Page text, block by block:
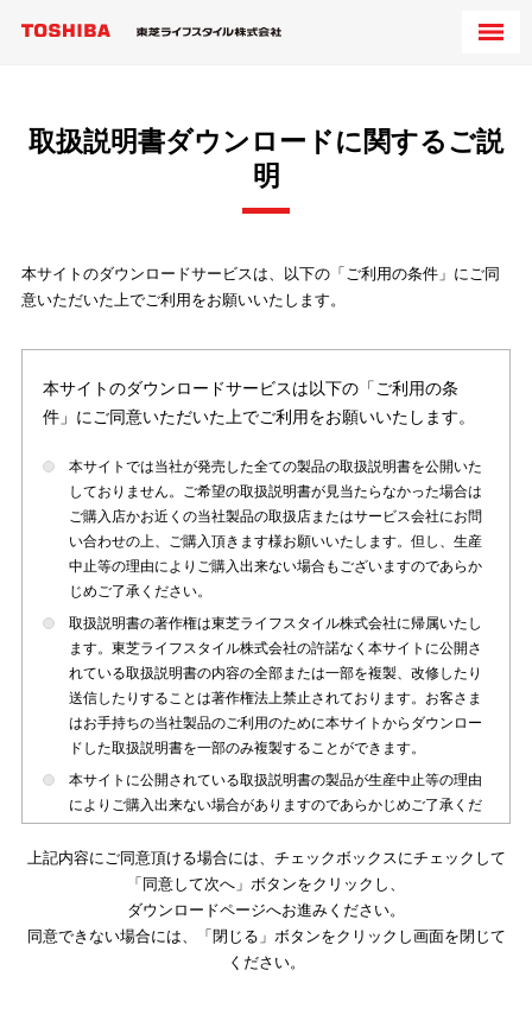
取扱説明書ダウンロードに関するご説
明
本サイトのダウンロードサービスは、以下の「ご利用の条件」にご同
意いただいた上でご利用をお願いいたします。
本サイトのダウンロードサービスは以下の「ご利用の条
件」にご同意いただいた上でご利用をお願いいたします。
本サイトでは当社が発売した全ての製品の取扱説明書を公開いた
しておりません。ご希望の取扱説明書が見当たらなかった場合は
ご購入店かお近くの当社製品の取扱店またはサービス会社にお問
い合わせの上、ご購入頂きます様お願いいたします。但し、生産
中止等の理由によりご購入出来ない場合もございますのであらか
じめご了承ください。
取扱説明書の著作権は東芝ライフスタイル株式会社に帰属いたし
ます。東芝ライフスタイル株式会社の許諾なく本サイトに公開さ
れている取扱説明書の内容の全部または一部を複製、改修したり
送信したりすることは著作権法上禁止されております。お客さま
はお手持ちの当社製品のご利用のために本サイトからダウンロー
ドした取扱説明書を一部のみ複製することができます。
本サイトに公開されている取扱説明書の製品が生産中止等の理由
によりご購入出来ない場合がありますのであらかじめご了承くだ
本サイトに公開されている取扱説明書は、製品が発売された時点
のものを掲載しております。従いまして本サイトに掲載されてい
る取扱説明書の記載内容とお客さまがお持ちの製品の仕様がその
後のマイナーチェンジ等で変更になる場合がございます。本サイ
トに公開されている取扱説明書の内容とお手持ちの製品の仕様に
上記内容にご同意頂ける場合には、チェックボックスにチェックして
「同意して次へ」ボタンをクリックし、
ダウンロードページへお進みください。
同意できない場合には、「閉じる」ボタンをクリックし画面を閉じて
ください。